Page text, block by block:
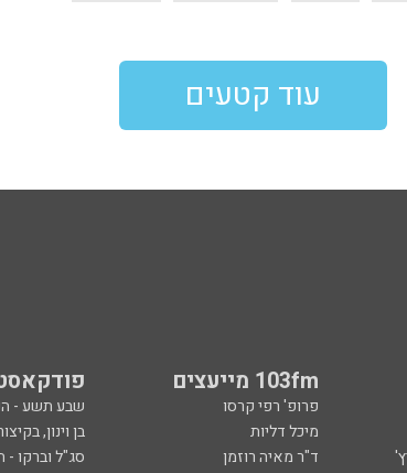
עוד קטעים
103fm מייעצים
פרופ' רפי קרסו שבע תשע -
מיכל דליות בן וינון,
ד"ר מאיה רוזמן סג"ל וברקו